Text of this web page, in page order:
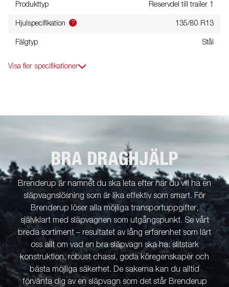
Produkttyp Reservdel till trailer 1
Hjulspecifikation ? 135/80 R13
Fälgtyp Stål
Visa fler specifikationer
BRA DRAGHJÄLP
Brenderup är namnet du ska leta efter när du vill ha en
släpvagnslösning som är lika effektiv som smart. För
Brenderup löser alla möjliga transportuppgifter,
självklart med släpvagnen som utgångspunkt. Se vårt
breda sortiment – resultatet av lång erfarenhet som lärt
oss allt om vad en bra släpvagn ska ha: slitstark
konstruktion, robust chassi, goda köregenskaper och
bästa möjliga säkerhet. De sakerna kan du alltid
förvänta dig av en släpvagn som det står Brenderup